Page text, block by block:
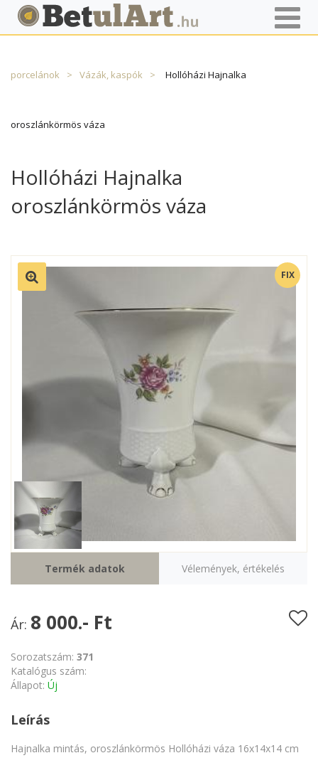
Főoldal Termékek Porcelán Egyéb magyar
porcelánok Vázák, kaspók Hollóházi Hajnalka
oroszlánkörmös váza
Hollóházi Hajnalka
oroszlánkörmös váza
FIX
Termék adatok Vélemények, értékelés
Ár: 8 000.- Ft
Sorozatszám: 371
Katalógus szám:
Állapot: Új
Leírás
Hajnalka mintás, oroszlánkörmös Hollóházi váza 16x14x14 cm